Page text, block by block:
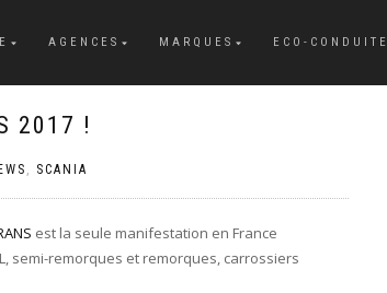
AGENCES MARQUES ECO-CONDUITE
2017 !
, SCANIA
est la seule manifestation en France
semi-remorques et remorques, carrossiers